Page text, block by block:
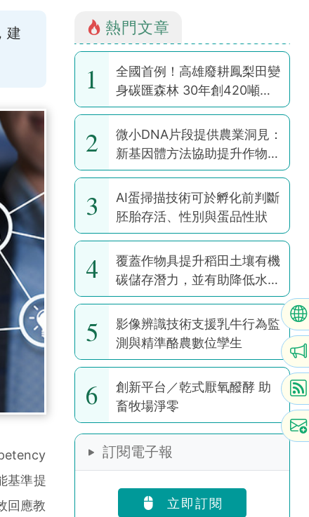
建
基準提
回應教
熱門文章
1
全國首例！高雄廢耕鳳梨田變
身碳匯森林 30年創420噸碳
權
2
微小DNA片段提供農業洞見：
新基因體方法協助提升作物韌
性
3
AI蛋掃描技術可於孵化前判斷
胚胎存活、性別與蛋品性狀
4
覆蓋作物具提升稻田土壤有機
碳儲存潛力，並有助降低水稻
耕作全球暖化潛勢
5
影像辨識技術支援乳牛行為監
測與精準酪農數位孿生
6
創新平台／乾式厭氧醱酵 助
畜牧場淨零
訂閱電子報
立即訂閱